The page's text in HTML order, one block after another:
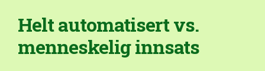
Helt automatisert vs.
menneskelig innsats